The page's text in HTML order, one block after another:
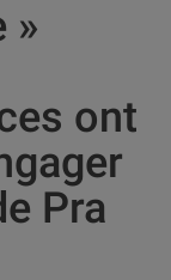
»
ont
Pra